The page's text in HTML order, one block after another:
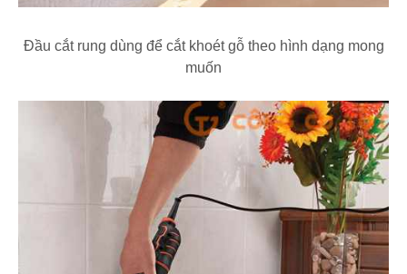
Đầu cắt rung dùng để cắt khoét gỗ theo hình dạng mong
muốn